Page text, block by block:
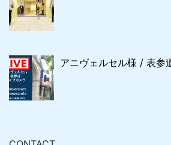
アニヴェルセル様 / 表参